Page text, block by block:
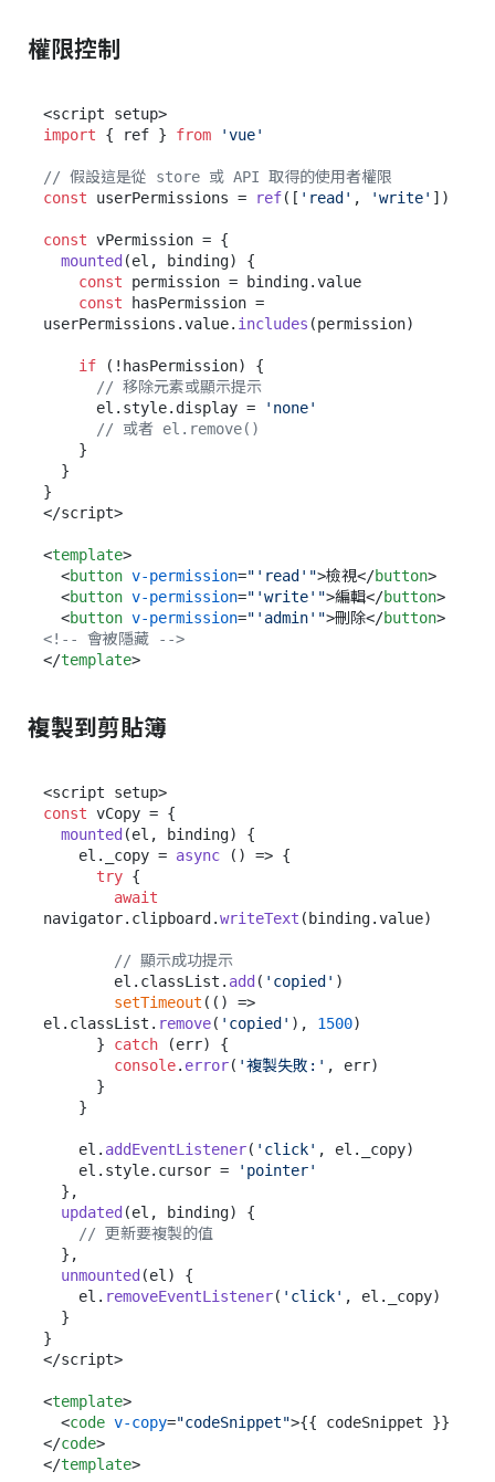
權限控制
import { ref } from 'vue'
// 假設這是從 store 或 API 取得的使用者權限
const userPermissions = ref([ 'read' , 'write' ])
const vPermission = {
mounted (el, binding) {
const permission = binding.value
const hasPermission =
userPermissions.value. includes (permission)
if (!hasPermission) {
// 移除元素或顯示提示
      el.
style. display =
'none'
// 或者 el.remove()
}
</script>
<template>
<button v-permission="'read'">檢視</button>
<button v-permission="'write'">編輯</button>
<button v-permission="'admin'">刪除</button>
<!-- 會被隱藏 -->
</template>
複製到剪貼簿
const vCopy = {
mounted (el, binding) {
    el.
_copy = async () => {
try {
await
navigator. clipboard .writeText (binding.value)
// 顯示成功提示
        el.
classList . add ( 'copied' )
setTimeout ( () =>
el. classList . remove( 'copied' ), 1500)
      }
catch (err) {
console. error( '複製失敗:' , err)
    el.
addEventListener( 'click' , el. _copy)
    el.
style. cursor =
'pointer'
updated (el, binding) {
// 更新要複製的值
unmounted (el) {
    el.
removeEventListener( 'click' , el. _copy)
}
</script>
<template>
<code v-copy="codeSnippet">{{ codeSnippet }}
</code>
</template>